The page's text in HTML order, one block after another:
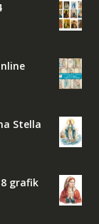
Stella
grafik